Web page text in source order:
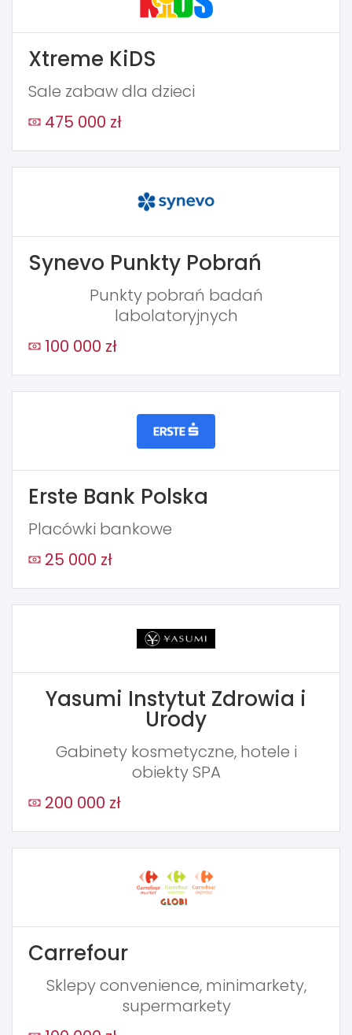
Xtreme KiDS
Sale zabaw dla dzieci
475 000 zł
Synevo Punkty Pobrań
Punkty pobrań badań
labolatoryjnych
100 000 zł
Erste Bank Polska
Placówki bankowe
25 000 zł
Yasumi Instytut Zdrowia i
Urody
Gabinety kosmetyczne, hotele i
obiekty SPA
200 000 zł
Carrefour
Sklepy convenience, minimarkety,
supermarkety